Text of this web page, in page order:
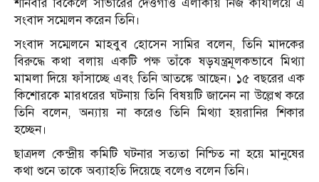
শনিবার বিকেলে সাভারের দেওগাঁও এলাকায় নিজ কার্যালয়ে এ
সংবাদ সম্মেলন করেন তিনি।
সংবাদ সম্মেলনে মাহবুব হোসেন সামির বলেন, তিনি মাদকের
বিরুদ্ধে কথা বলায় একটি পক্ষ তাঁকে ষড়যন্ত্রমূলকভাবে মিথ্যা
মামলা দিয়ে ফাঁসাচ্ছে এবং তিনি আতঙ্কে আছেন। ১৫ বছরের এক
কিশোরকে মারধরের ঘটনায় তিনি বিষয়টি জানেন না উল্লেখ করে
তিনি বলেন, অন্যায় না করেও তিনি মিথ্যা হয়রানির শিকার
হচ্ছেন।
ছাত্রদল কেন্দ্রীয় কমিটি ঘটনার সত্যতা নিশ্চিত না হয়ে মানুষের
কথা শুনে তাকে অব্যাহতি দিয়েছে বলেও বলেন তিনি।